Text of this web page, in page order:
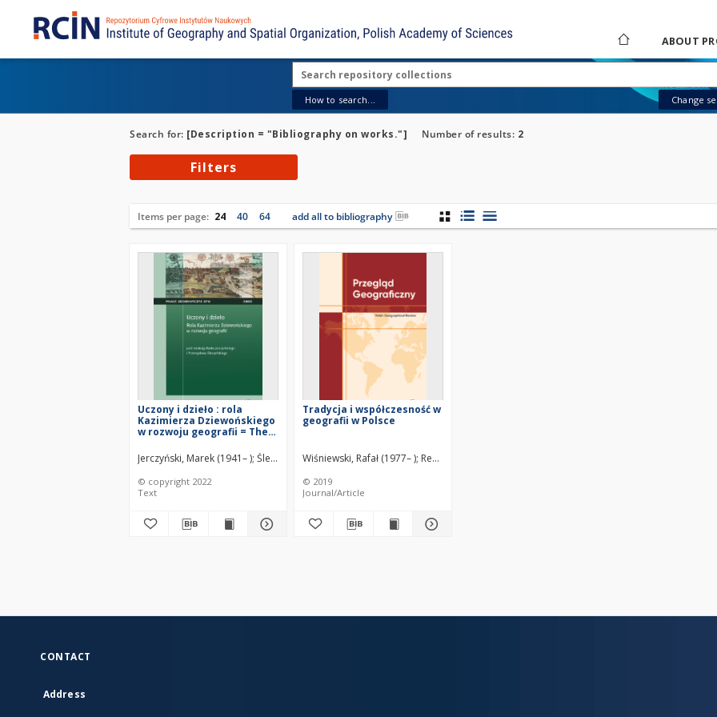
ABOUT
How to search... Change
Search for: [Description = "Bibliography on works."] Number of results: 2
Filters
Items per page: 24 40 64 add all to bibliography
Uczony i dzieło : rola
Kazimierza Dziewońskiego
w rozwoju geografii = The
role of Kazimierz
Dziewoński in the
development of geography
Jerczyński, Marek (1941– ) Śleszyński, Przemysław
© copyright 2022
Text
Tradycja i współczesność w
geografii w Polsce
Wiśniewski, Rafał (1977– ) Regulska, Edyta
© 2019
Journal/Article
CONTACT
Address